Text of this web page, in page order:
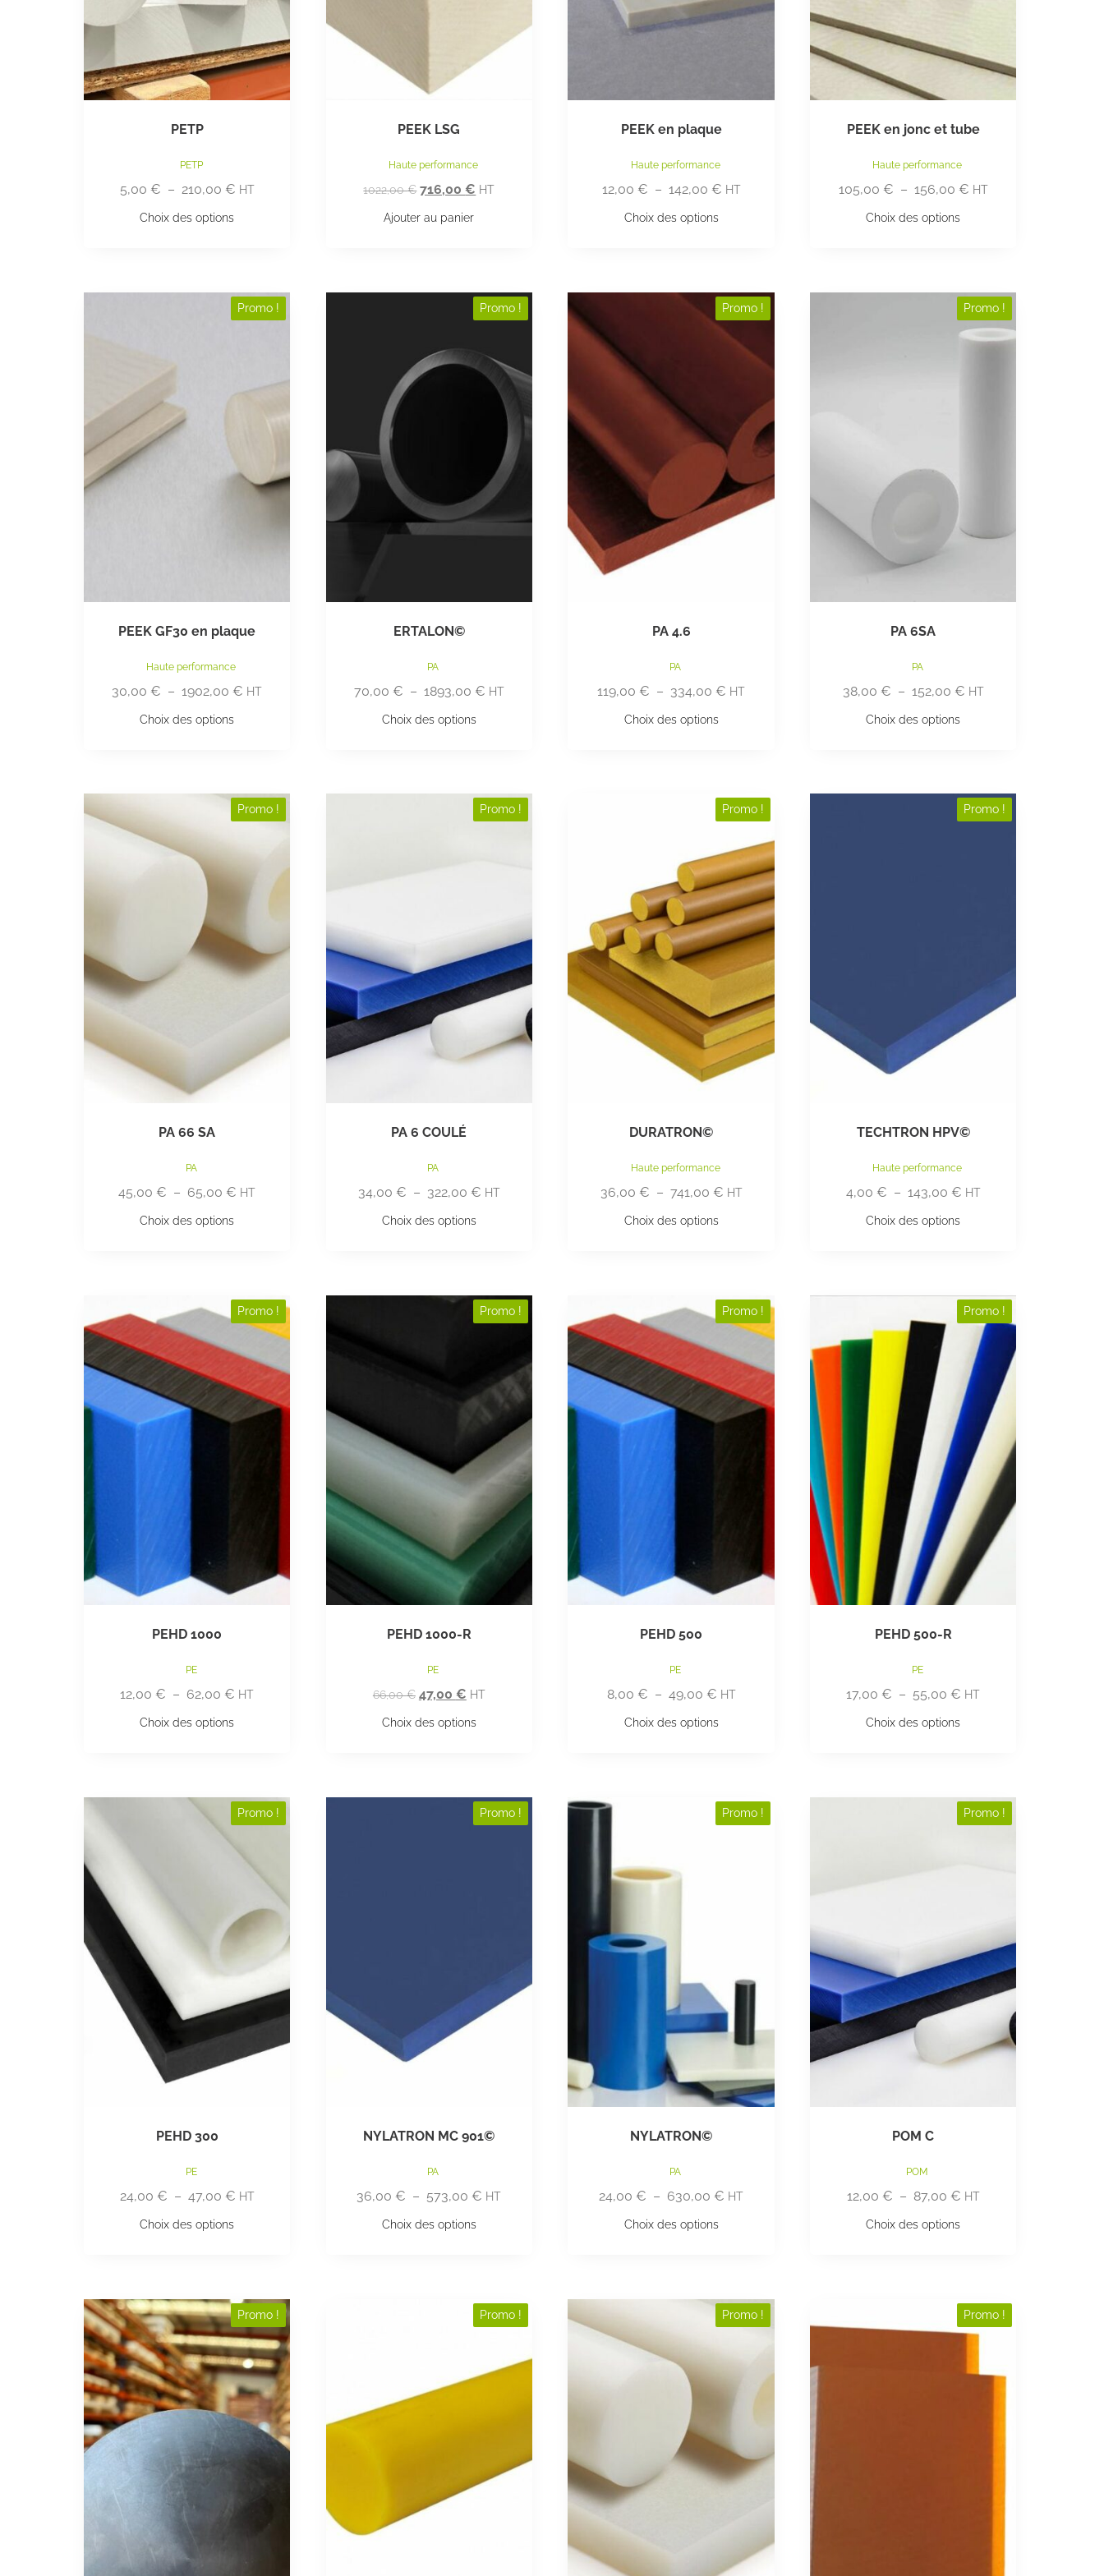
PETP
PETP
5,00 € – 210,00 € HT
Choix des options
PEEK LSG
Haute performance
1022,00€ 716,00€ HT
Ajouter au panier
PEEK en plaque
Haute performance
12,00 € – 142,00 € HT
Choix des options
PEEK en jonc et tube
Haute performance
105,00 € – 156,00 € HT
Choix des options
Promo !
PEEK GF30 en plaque
Haute performance
30,00€ – 1902,00€ HT
Choix des options
Promo !
ERTALON©
PA
70,00 € – 1893,00 € HT
Choix des options
Promo !
PA 4.6
PA
119,00€ – 334,00€ HT
Choix des options
Promo !
PA 6SA
PA
38,00 € – 152,00 € HT
Choix des options
Promo !
PA 66 SA
PA
45,00€ – 65,00€ HT
Choix des options
Promo !
PA 6 COULÉ
PA
34,00 € – 322,00 € HT
Choix des options
Promo !
DURATRON©
Haute performance
36,00 € – 741,00 € HT
Choix des options
Promo !
TECHTRON HPV©
Haute performance
4,00 € – 143,00 € HT
Choix des options
Promo !
PEHD 1000
PE
12,00€ – 62,00€ HT
Choix des options
Promo !
PEHD 1000-R
PE
66,00€ 47,00 € HT
Choix des options
Promo !
PEHD 500
PE
8,00 € – 49,00 € HT
Choix des options
Promo !
PEHD 500-R
PE
17,00€ – 55,00€ HT
Choix des options
Promo !
PEHD 300
PE
24,00 € – 47,00 € HT
Choix des options
Promo !
NYLATRON MC 901©
PA
36,00€ – 573,00€ HT
Choix des options
Promo !
NYLATRON©
PA
24,00€ – 630,00€ HT
Choix des options
Promo !
POM C
POM
12,00 € – 87,00 € HT
Choix des options
Promo ! Promo ! Promo ! Promo !